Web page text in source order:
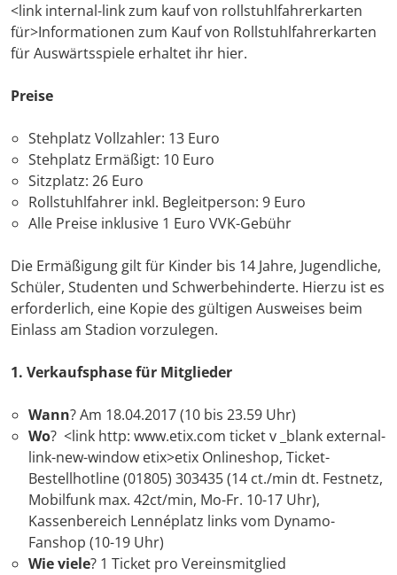
<link internal-link zum kauf von rollstuhlfahrerkarten
für>Informationen zum Kauf von Rollstuhlfahrerkarten
für Auswärtsspiele erhaltet ihr hier.
Preise
Stehplatz Vollzahler: 13 Euro
Stehplatz Ermäßigt: 10 Euro
Sitzplatz: 26 Euro
Rollstuhlfahrer inkl. Begleitperson: 9 Euro
Alle Preise inklusive 1 Euro VVK-Gebühr
Die Ermäßigung gilt für Kinder bis 14 Jahre, Jugendliche,
Schüler, Studenten und Schwerbehinderte. Hierzu ist es
erforderlich, eine Kopie des gültigen Ausweises beim
Einlass am Stadion vorzulegen.
1. Verkaufsphase für Mitglieder
Wann? Am 18.04.2017 (10 bis 23.59 Uhr)
Wo? <link http: www.etix.com ticket v _blank external-
link-new-window etix>etix Onlineshop, Ticket-
Bestellhotline (01805) 303435 (14 ct./min dt. Festnetz,
Mobilfunk max. 42ct/min, Mo-Fr. 10-17 Uhr),
Kassenbereich Lennéplatz links vom Dynamo-
Fanshop (10-19 Uhr)
Wie viele? 1 Ticket pro Vereinsmitglied